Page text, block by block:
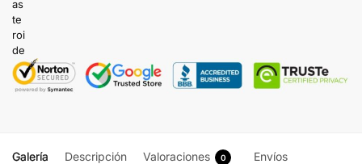
Galería Descripción Valoraciones 0 Envíos